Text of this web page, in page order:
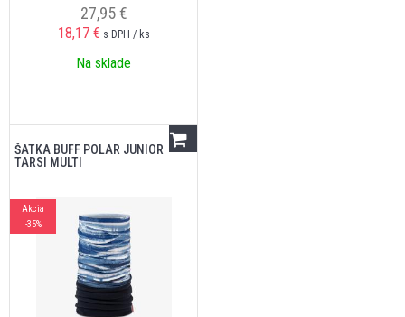
27,95 €
18,17 € s DPH / ks
Na sklade
ŠATKA BUFF POLAR JUNIOR
TARSI MULTI
Akcia
-35%